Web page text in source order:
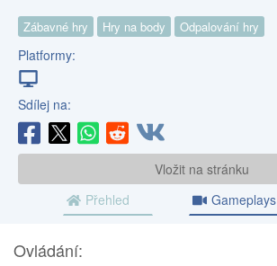
Zábavné hry Hry na body Odpalování hry
Platformy:
Sdílej na:
Vložit na stránku
Přehled
Gameplays
Ovládání: